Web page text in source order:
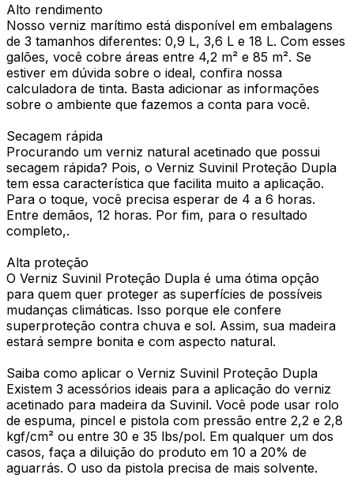
Alto rendimento
Nosso verniz marítimo está disponível em embalagens
de 3 tamanhos diferentes: 0,9 L, 3,6 L e 18 L. Com esses
galões, você cobre áreas entre 4,2 m² e 85 m². Se
estiver em dúvida sobre o ideal, confira nossa
calculadora de tinta. Basta adicionar as informações
sobre o ambiente que fazemos a conta para você.
Secagem rápida
Procurando um verniz natural acetinado que possui
secagem rápida? Pois, o Verniz Suvinil Proteção Dupla
tem essa característica que facilita muito a aplicação.
Para o toque, você precisa esperar de 4 a 6 horas.
Entre demãos, 12 horas. Por fim, para o resultado
completo,.
Alta proteção
O Verniz Suvinil Proteção Dupla é uma ótima opção
para quem quer proteger as superfícies de possíveis
mudanças climáticas. Isso porque ele confere
superproteção contra chuva e sol. Assim, sua madeira
estará sempre bonita e com aspecto natural.
Saiba como aplicar o Verniz Suvinil Proteção Dupla
Existem 3 acessórios ideais para a aplicação do verniz
acetinado para madeira da Suvinil. Você pode usar rolo
de espuma, pincel e pistola com pressão entre 2,2 e 2,8
kgf/cm² ou entre 30 e 35 lbs/pol. Em qualquer um dos
casos, faça a diluição do produto em 10 a 20% de
aguarrás. O uso da pistola precisa de mais solvente.